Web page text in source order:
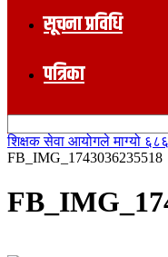
सूचना प्रविधि
पत्रिका
शिक्षक सेवा आयोगले माग्यो ६८६
FB_IMG_1743036235518